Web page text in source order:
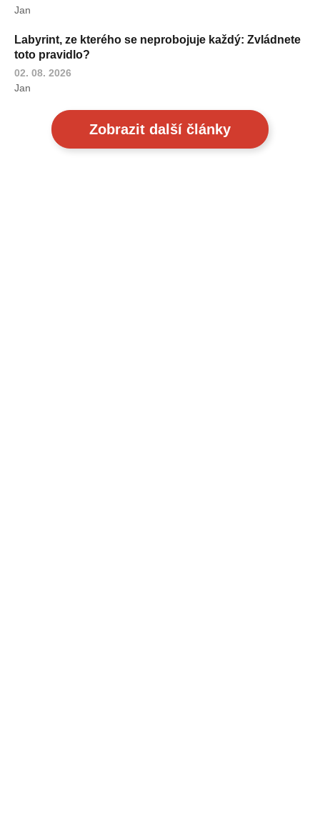
Jan
Labyrint, ze kterého se neprobojuje každý: Zvládnete
toto pravidlo?
02. 08. 2026
Jan
Zobrazit další články